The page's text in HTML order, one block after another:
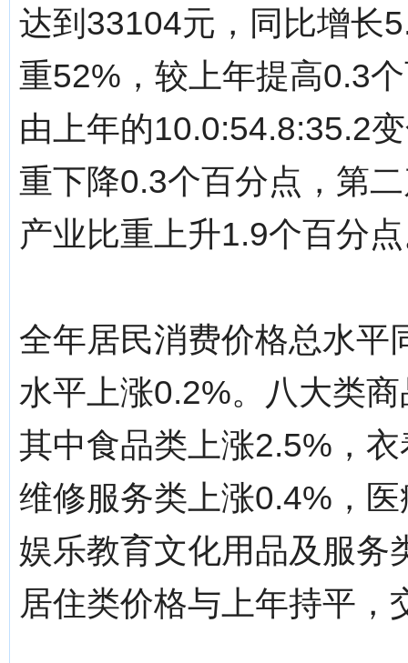
达到33104元，同比增长
重52%，较上年提高0.3
由上年的10.0:54.8:35.2
重下降0.3个百分点，第
产业比重上升1.9个百分
全年居民消费价格总水平
水平上涨0.2%。八大类
其中食品类上涨2.5%，
维修服务类上涨0.4%，
娱乐教育文化用品及服务
居住类价格与上年持平